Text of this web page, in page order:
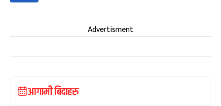
Advertisment
आगामी बिदाहरु